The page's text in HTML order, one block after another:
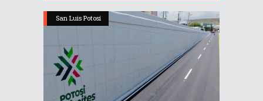
San Luis Potosí